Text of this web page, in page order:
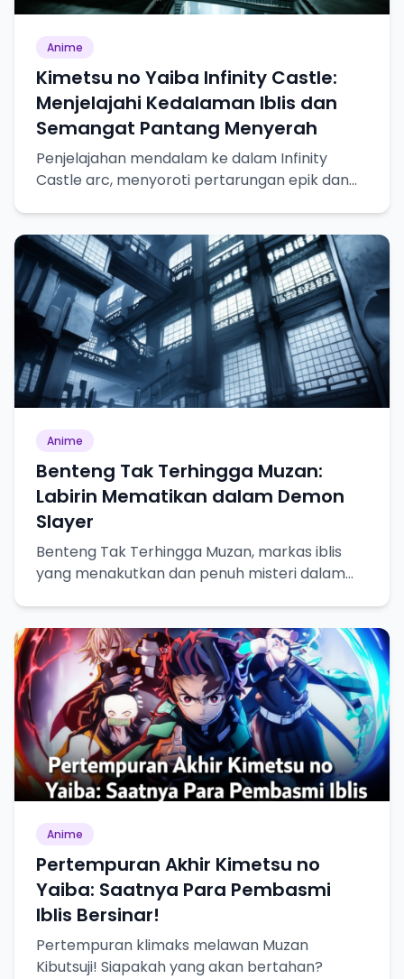
Anime
Kimetsu no Yaiba Infinity Castle:
Menjelajahi Kedalaman Iblis dan
Semangat Pantang Menyerah
Penjelajahan mendalam ke dalam Infinity
Castle arc, menyoroti pertarungan epik dan
Anime
Benteng Tak Terhingga Muzan:
Labirin Mematikan dalam Demon
Slayer
Benteng Tak Terhingga Muzan, markas iblis
yang menakutkan dan penuh misteri dalam
Anime
Pertempuran Akhir Kimetsu no
Yaiba: Saatnya Para Pembasmi
Iblis Bersinar!
Pertempuran klimaks melawan Muzan
Kibutsuji! Siapakah yang akan bertahan?